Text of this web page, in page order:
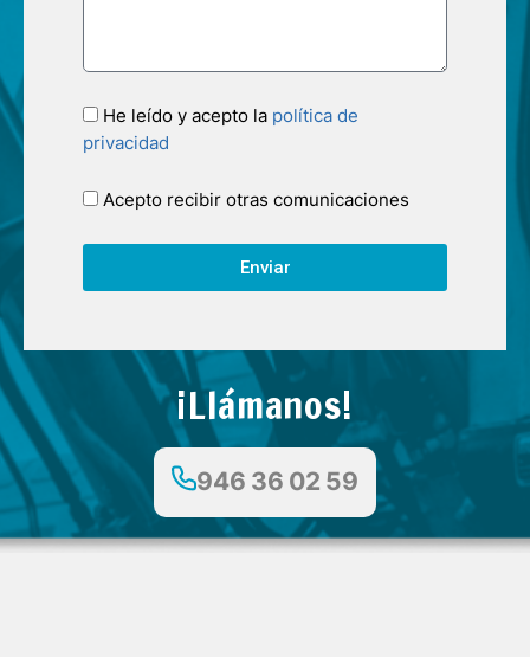
He leído y acepto la política de
privacidad
Acepto recibir otras comunicaciones
Enviar
¡Llámanos!
946 36 02 59